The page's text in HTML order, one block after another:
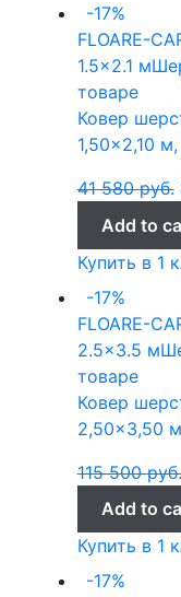
-17%
FLOARE-
1.5x2.1 м
товаре
Ковер
1,50×2,10
41 580руб.
Add to
Купить в 1
-17%
FLOARE-
2.5x3.5 м
товаре
Ковер
2,50×3,50
115 500руб.
Add to
Купить в 1
-17%